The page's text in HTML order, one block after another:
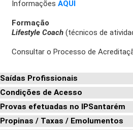
InformaçõesAQUI
Formação
Lifestyle Coach (técnicos de
Consultar o Processo de
Saídas Profissionais
Condições de Acesso
Provas efetuadas no IPSantarém
Propinas / Taxas / Emolumentos